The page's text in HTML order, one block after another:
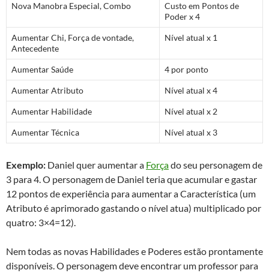
Nova Manobra Especial, Combo
Custo em Pontos de
Poder x 4
Aumentar Chi, Força de vontade,
Antecedente
Nível atual x 1
Aumentar Saúde 4 por ponto
Aumentar Atributo Nível atual x 4
Aumentar Habilidade Nível atual x 2
Aumentar Técnica Nível atual x 3
Exemplo: Daniel quer aumentar a Forçado seu personagem de
3 para 4. O personagem de Daniel teria que acumular e gastar
12 pontos de experiência para aumentar a Característica (um
Atributo é aprimorado gastando o nível atua) multiplicado por
quatro: 3×4=12).
Nem todas as novas Habilidades e Poderes estão prontamente
disponíveis. O personagem deve encontrar um professor para